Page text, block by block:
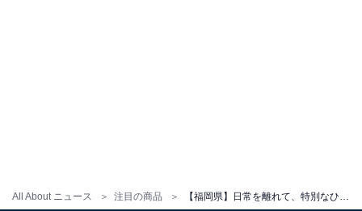
All About ニュース 注目の商品